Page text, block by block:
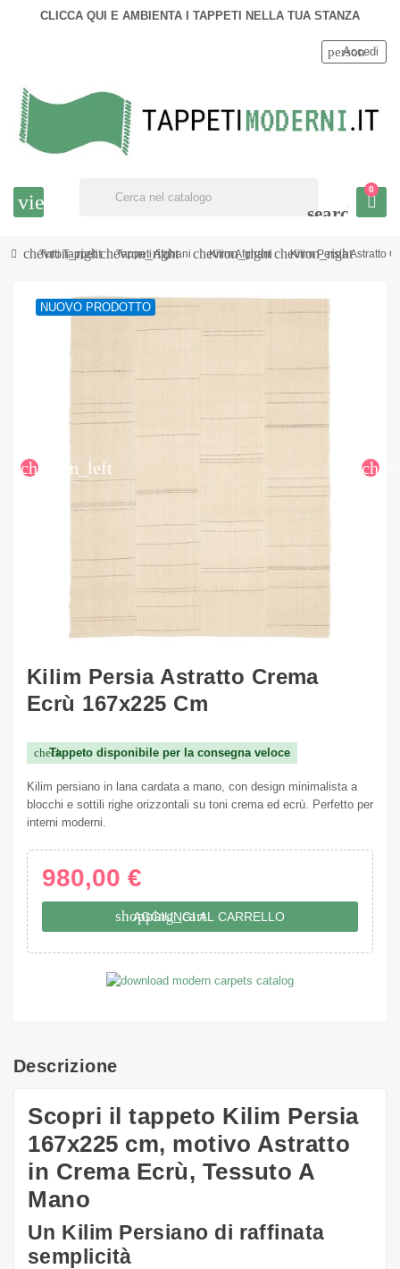
CLICCA QUI E AMBIENTA I TAPPETI NELLA TUA STANZA
view_headline search
person
Accedi
0
chevron_right
Tutti Tappeti chevron_right
Tappeti Afghani chevron_right
Kilim Afghani chevron_right
Kilim Persia Astratto
chevron_left
NUOVO PRODOTTO
Kilim Persia Astratto Crema
Ecrù 167x225 Cm
check
Tappeto disponibile per la consegna veloce
Kilim persiano in lana cardata a mano, con design minimalista a
blocchi e sottili righe orizzontali su toni crema ed ecrù. Perfetto per
interni moderni.
980,00 €
shopping_cart
AGGIUNGI AL CARRELLO
Descrizione
Scopri il tappeto Kilim Persia
167x225 cm, motivo Astratto
in Crema Ecrù, Tessuto A
Mano
Un Kilim Persiano di raffinata
semplicità